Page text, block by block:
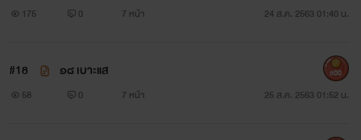
175 0 7 หน้า 24 ส.ค. 2563 01:40 น.
#18 ๑๘ เบาะแส
58 0 7 หน้า 25 ส.ค. 2563 01:52 น.
800